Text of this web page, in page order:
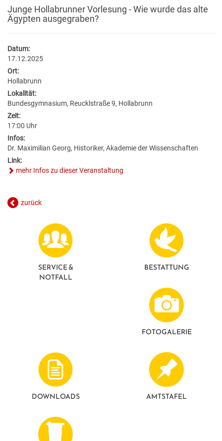
JOBS
GEBURTEN
HOCHZEITEN
TODESFÄLLE
MITARBEITER
POLITIK
GEMEINDEPROFIL
NEU IN HOLLABRUNN
BESTATTUNG
STADTWERKE
FÖRDERUNGEN
DOWNLOADS & FORMULARE
AMTSTAFEL
VERANSTALTUNGSKALENDER
REGIONALE GASTRONOMIE
FREIZEIT & TOURISMUS
UNTERKÜNFTE & NÄCHTIGUNG
BILDUNG
SCHULEN & HOCHSCHULEN
ERWACHSENENBILDUNG
STADTBÜCHEREI
STADTARCHIV
LERNHILFE & JUGENDARBEIT
KINDERUNI
BAUEN & WOHNEN
WOHNPROJEKTE
VERFÜGBARE GRUNDSTÜCKE
FLÄCHENWIDMUNG & BEBAUUNGSPLÄNE
FAQ BAUEN & WOHNEN
FORMULARE & DOWNLOADS
ENERGIEBUCHHALTUNG
ANSPRECHPARTNER
GESUNDHEIT & SOZIALES
MEDIZINISCHE VERSORGUNG
PFLEGE
VEREINE
SOZIALRATGEBER
COMMUNITY-NURSING
GESUNDE GEMEINDE
UMWELT & VERKEHR
HOLLABRUNN BLÜHT AUF
MOBILITÄT & PARKEN
BAUMKATASTER
KLAR! REGION
Junge Hollabrunner Vorlesung - Wie wurde das alte
Ägypten ausgegraben?
Datum:
17.12.2025
Ort:
Hollabrunn
Lokalität:
Bundesgymnasium, Reucklstraße 9, Hollabrunn
Zeit:
17:00 Uhr
Infos:
Dr. Maximilian Georg, Historiker, Akademie der Wissenschaften
Link:
mehr Infos zu dieser Veranstaltung
zurück
SERVICE &
NOTFALL
BESTATTUNG
FOTO­GALERIE
DOWNLOADS AMTSTAFEL